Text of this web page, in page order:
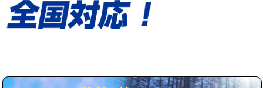
業)
用（追加）/3ｍ超え)